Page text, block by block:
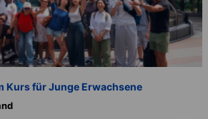
Kurs für Junge Erwachsene